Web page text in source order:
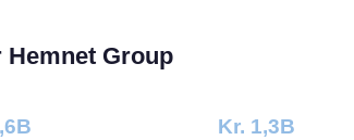
Group
Kr. 1,3B